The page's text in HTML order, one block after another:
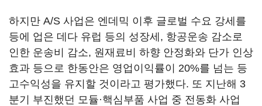
하지만 A/S 사업은 엔데믹 이후 글로벌 수요 강세를
등에 업은 데다 유럽 등의 성장세, 항공운송 감소로
인한 운송비 감소, 원재료비 하향 안정화와 단가 인상
효과 등으로 한동안은 영업이익률이 20%를 넘는 등
고수익성을 유지할 것이라고 평가했다. 또 지난해 3
분기 부진했던 모듈·핵심부품 사업 중 전동화 사업